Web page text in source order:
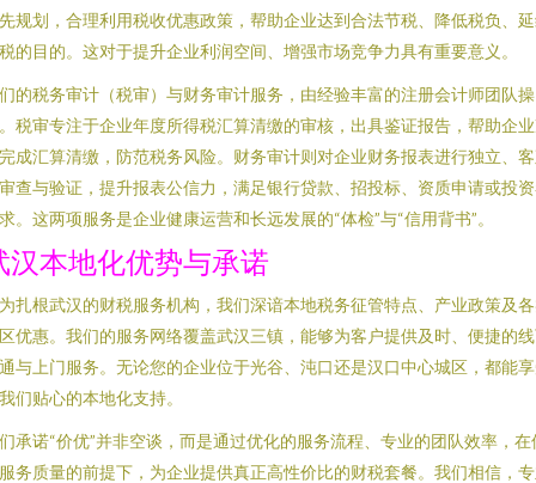
规划，合理利用税收优惠政策，帮助企业达到合法节税、降低税负、
的目的。这对于提升企业利润空间、增强市场竞争力具有重要意义。
的税务审计（税审）与财务审计服务，由经验丰富的注册会计师团队操
税审专注于企业年度所得税汇算清缴的审核，出具鉴证报告，帮助企
成汇算清缴，防范税务风险。财务审计则对企业财务报表进行独立、
查与验证，提升报表公信力，满足银行贷款、招投标、资质申请或投
。这两项服务是企业健康运营和长远发展的“体检”与“信用背书”。
汉本地化优势与承诺
扎根武汉的财税服务机构，我们深谙本地税务征管特点、产业政策及
优惠。我们的服务网络覆盖武汉三镇，能够为客户提供及时、便捷的
与上门服务。无论您的企业位于光谷、沌口还是汉口中心城区，都能
们贴心的本地化支持。
承诺“价优”并非空谈，而是通过优化的服务流程、专业的团队效率，在
务质量的前提下，为企业提供真正高性价比的财税套餐。我们相信，